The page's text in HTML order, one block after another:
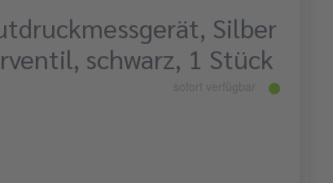
Silber
schwarz, 1 Stück
sofort verfügbar